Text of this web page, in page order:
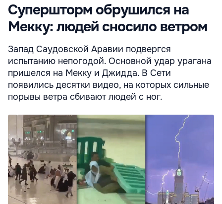
Супершторм обрушился на
Мекку: людей сносило ветром
Запад Саудовской Аравии подвергся
испытанию непогодой. Основной удар урагана
пришелся на Мекку и Джидда. В Сети
появились десятки видео, на которых сильные
порывы ветра сбивают людей с ног.